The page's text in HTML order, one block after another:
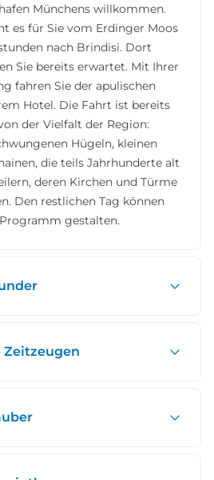
Münchens willkommen.
es für Sie vom Erdinger Moos
nach Brindisi. Dort
Sie bereits erwartet. Mit Ihrer
fahren Sie der apulischen
Hotel. Die Fahrt ist bereits
der Vielfalt der Region:
Hügeln, kleinen
die teils Jahrhunderte alt
deren Kirchen und Türme
Den restlichen Tag können
gestalten.
Zeitzeugen